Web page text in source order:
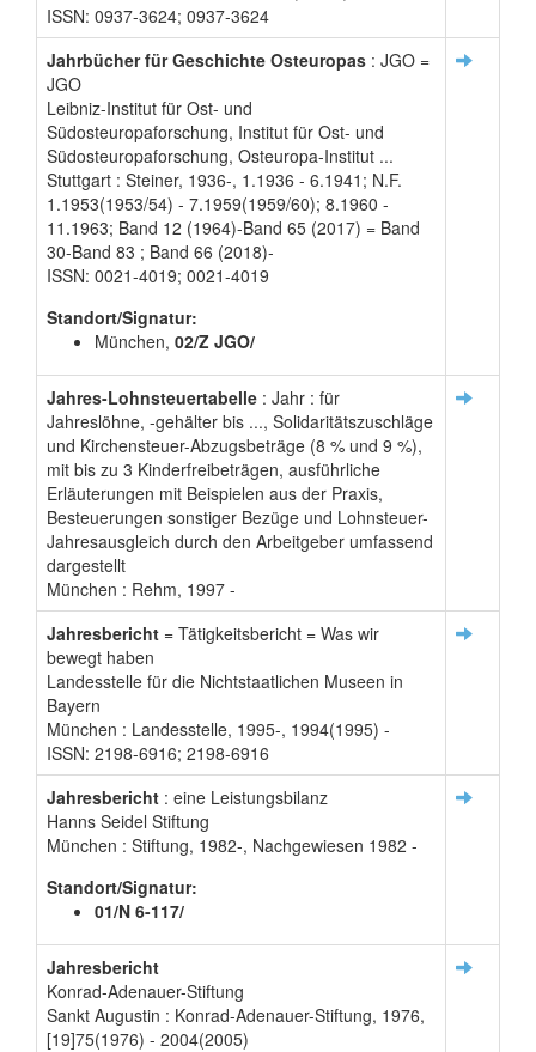
ISSN: 0937-3624; 0937-3624
Jahrbücher für Geschichte Osteuropas : JGO =
JGO
Leibniz-Institut für Ost- und
Südosteuropaforschung, Institut für Ost- und
Südosteuropaforschung, Osteuropa-Institut ...
Stuttgart : Steiner, 1936-, 1.1936 - 6.1941; N.F.
1.1953(1953/54) - 7.1959(1959/60); 8.1960 -
11.1963; Band 12 (1964)-Band 65 (2017) = Band
30-Band 83 ; Band 66 (2018)-
ISSN: 0021-4019; 0021-4019
Standort/Signatur:
München, 02/Z JGO/
Jahres-Lohnsteuertabelle : Jahr : für
Jahreslöhne, -gehälter bis ..., Solidaritätszuschläge
und Kirchensteuer-Abzugsbeträge (8 % und 9 %),
mit bis zu 3 Kinderfreibeträgen, ausführliche
Erläuterungen mit Beispielen aus der Praxis,
Besteuerungen sonstiger Bezüge und Lohnsteuer-
Jahresausgleich durch den Arbeitgeber umfassend
dargestellt
München : Rehm, 1997 -
Jahresbericht = Tätigkeitsbericht = Was wir
bewegt haben
Landesstelle für die Nichtstaatlichen Museen in
Bayern
München : Landesstelle, 1995-, 1994(1995) -
ISSN: 2198-6916; 2198-6916
Jahresbericht : eine Leistungsbilanz
Hanns Seidel Stiftung
München : Stiftung, 1982-, Nachgewiesen 1982 -
Standort/Signatur:
01/N 6-117/
Jahresbericht
Konrad-Adenauer-Stiftung
Sankt Augustin : Konrad-Adenauer-Stiftung, 1976,
[19]75(1976) - 2004(2005)